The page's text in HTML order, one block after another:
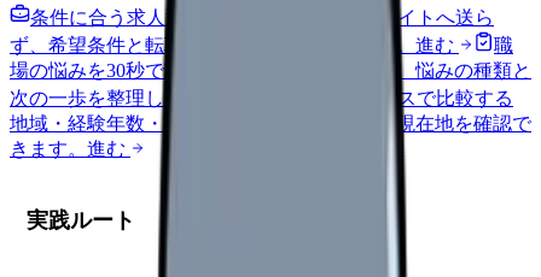
条件に合う求人通知を受け取る
外部転職サイトへ送ら
ず、希望条件と転職時期を自社で預かります。 進む
職
場の悩みを30秒で診断
辞めるべきか迷う前に、悩みの種類と
次の一歩を整理します。
給料コンパスで比較する
地域・経験年数・施設形態から、今の給料の現在地を確認で
きます。 進む
実践ルート